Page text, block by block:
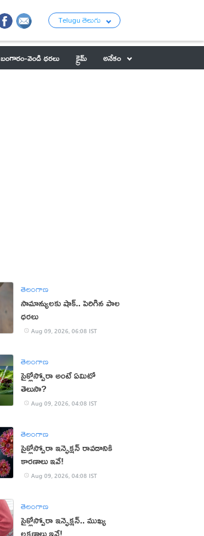
Telugu తెలుగు
బంగారం-వెండి ధరలు క్రైమ్ అనేకం
తెలంగాణ
సామాన్యులకు షాక్.. పెరిగిన పాల
ధరలు
Aug 09, 2026, 06:08 IST
తెలంగాణ
సైక్లోస్పోరా అంటే ఏమిటో
తెలుసా?
Aug 09, 2026, 04:08 IST
తెలంగాణ
సైక్లోస్పోరా ఇన్ఫెక్షన్ రావడానికి
కారణాలు ఇవే!
Aug 09, 2026, 04:08 IST
తెలంగాణ
సైక్లోస్పోరా ఇన్ఫెక్షన్.. ముఖ్య